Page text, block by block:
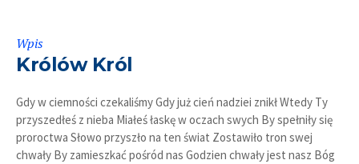
Wpis
Królów Król
Gdy w ciemności czekaliśmy Gdy już cień nadziei znikł Wtedy Ty
przyszedłeś z nieba Miałeś łaskę w oczach swych By spełniły się
proroctwa Słowo przyszło na ten świat Zostawiło tron swej
chwały By zamieszkać pośród nas Godzien chwały jest nasz Bóg